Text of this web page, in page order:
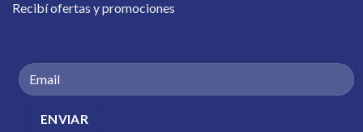
Recibí ofertas y promociones